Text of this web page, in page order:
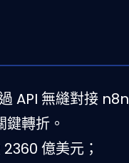
API 無縫對接 n8n
轉折。
億美元；